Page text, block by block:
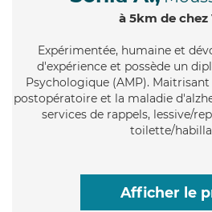
à 5km de chez
Expérimentée, humaine et
d'expérience et possède un
Psychologique (AMP).
postopératoire et la maladie
services de rappels, lessive/
toilette/
Afficher le